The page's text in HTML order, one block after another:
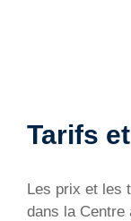
Tarifs
Les prix et les
dans la Centre